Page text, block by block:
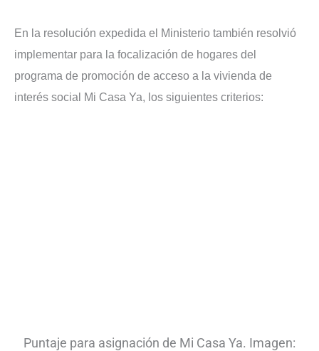
En la resolución expedida el Ministerio también resolvió
implementar para la focalización de hogares del
programa de promoción de acceso a la vivienda de
interés social Mi Casa Ya, los siguientes criterios:
Puntaje para asignación de Mi Casa Ya. Imagen: